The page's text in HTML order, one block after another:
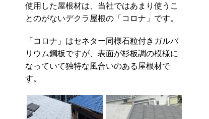
使用した屋根材は、当社ではあまり使うこ
とのがないデクラ屋根の「コロナ」です。
「コロナ」はセネター同様石粒付きガルバ
リウム鋼板ですが、表面が杉板調の模様に
なっていて独特な風合いのある屋根材で
す。